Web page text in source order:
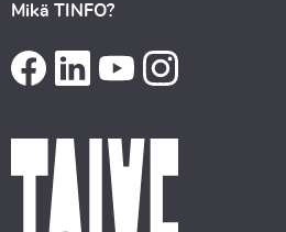
Mikä TINFO?